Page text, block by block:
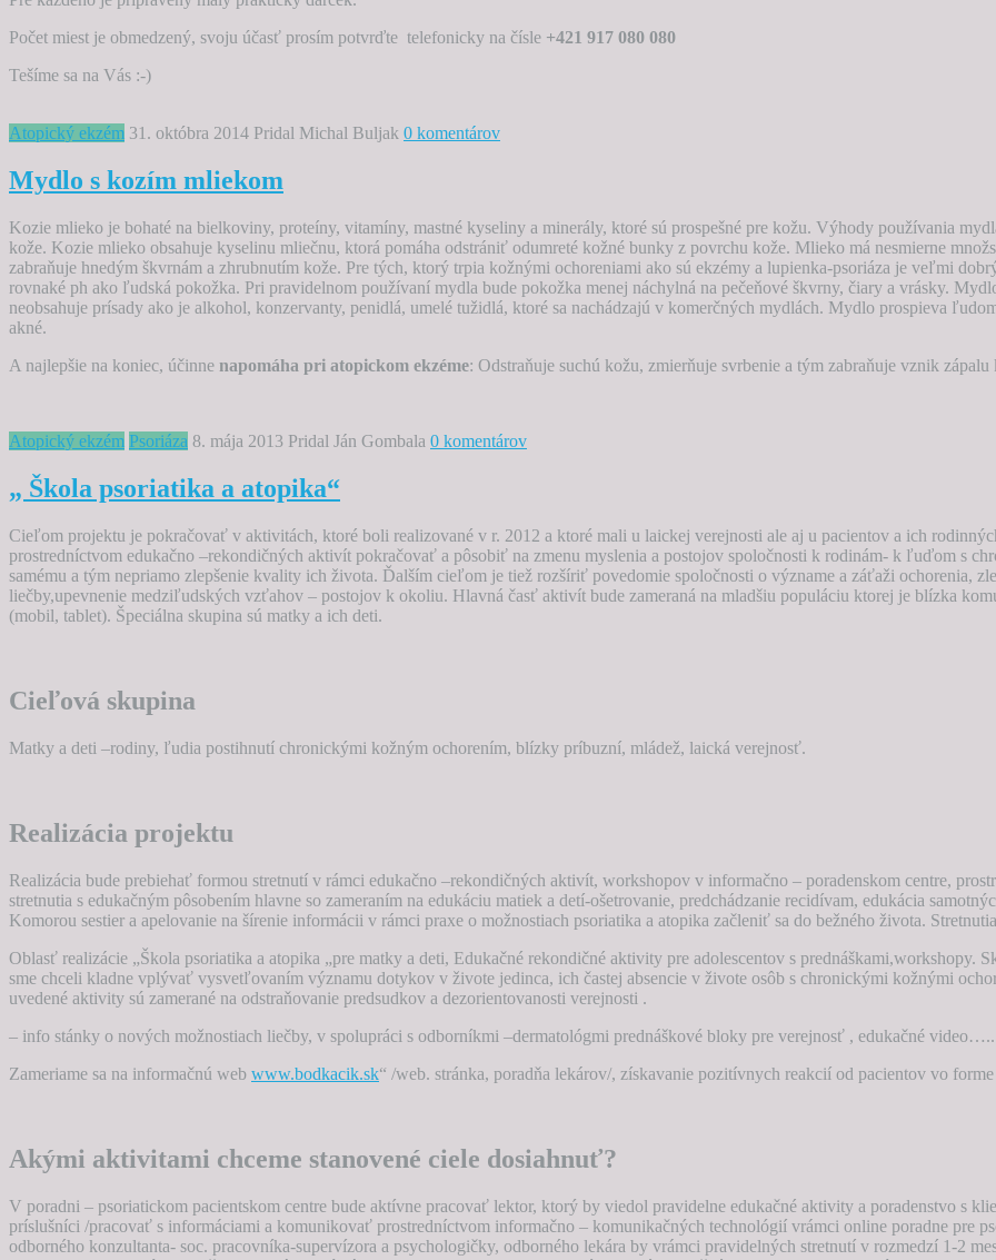
Počet miest je obmedzený, svoju účasť prosím potvrďte telefonicky na čísle +421 917 080 080
Tešíme sa na Vás :-)
Atopický ekzém 31. októbra 2014 Pridal Michal Buljak 0 komentárov
Mydlo s kozím mliekom
Kozie mlieko je bohaté na bielkoviny, proteíny, vitamíny, mastné kyseliny a minerály, ktoré sú prospešné pre kožu. Výhody používania
kože. Kozie mlieko obsahuje kyselinu mliečnu, ktorá pomáha odstrániť odumreté kožné bunky z povrchu kože. Mlieko má nesmierne
zabraňuje hnedým škvrnám a zhrubnutím kože. Pre tých, ktorý trpia kožnými ochoreniami ako sú ekzémy a lupienka-psoriáza je veľmi
rovnaké ph ako ľudská pokožka. Pri pravidelnom používaní mydla bude pokožka menej náchylná na pečeňové škvrny, čiary a vrásky.
neobsahuje prísady ako je alkohol, konzervanty, penidlá, umelé tužidlá, ktoré sa nachádzajú v komerčných mydlách. Mydlo prospieva
akné.
A najlepšie na koniec, účinne napomáha pri atopickom ekzéme: Odstraňuje suchú kožu, zmierňuje svrbenie a tým zabraňuje vznik zápalu
Atopický ekzém Psoriáza 8. mája 2013 Pridal Ján Gombala 0 komentárov
„ Škola psoriatika a atopika“
Cieľom projektu je pokračovať v aktivitách, ktoré boli realizované v r. 2012 a ktoré mali u laickej verejnosti ale aj u pacientov a ich
prostredníctvom edukačno –rekondičných aktivít pokračovať a pôsobiť na zmenu myslenia a postojov spoločnosti k rodinám- k ľuďom s
samému a tým nepriamo zlepšenie kvality ich života. Ďalším cieľom je tiež rozšíriť povedomie spoločnosti o význame a záťaži ochorenia,
liečby,upevnenie medziľudských vzťahov – postojov k okoliu. Hlavná časť aktivít bude zameraná na mladšiu populáciu ktorej je blízka
(mobil, tablet). Špeciálna skupina sú matky a ich deti.
Cieľová skupina
Matky a deti –rodiny, ľudia postihnutí chronickými kožným ochorením, blízky príbuzní, mládež, laická verejnosť.
Realizácia projektu
Realizácia bude prebiehať formou stretnutí v rámci edukačno –rekondičných aktivít, workshopov v informačno – poradenskom centre,
stretnutia s edukačným pôsobením hlavne so zameraním na edukáciu matiek a detí-ošetrovanie, predchádzanie recidívam, edukácia
Komorou sestier a apelovanie na šírenie informácii v rámci praxe o možnostiach psoriatika a atopika začleniť sa do bežného života.
Oblasť realizácie „Škola psoriatika a atopika „pre matky a deti, Edukačné rekondičné aktivity pre adolescentov s prednáškami,workshopy.
sme chceli kladne vplývať vysvetľovaním významu dotykov v živote jedinca, ich častej absencie v živote osôb s chronickými kožnými
uvedené aktivity sú zamerané na odstraňovanie predsudkov a dezorientovanosti verejnosti .
– info stánky o nových možnostiach liečby, v spolupráci s odborníkmi –dermatológmi prednáškové bloky pre verejnosť , edukačné video…..
Zameriame sa na informačnú web www.bodkacik.sk“ /web. stránka, poradňa lekárov/, získavanie pozitívnych reakcií od pacientov vo
Akými aktivitami chceme stanovené ciele dosiahnuť?
V poradni – psoriatickom pacientskom centre bude aktívne pracovať lektor, ktorý by viedol pravidelne edukačné aktivity a poradenstvo s
príslušníci /pracovať s informáciami a komunikovať prostredníctvom informačno – komunikačných technológií vrámci online poradne pre
odborného konzultanta- soc. pracovníka-supervízora a psychologičky, odborného lekára by vrámci pravidelných stretnutí v rozmedzí 1-2